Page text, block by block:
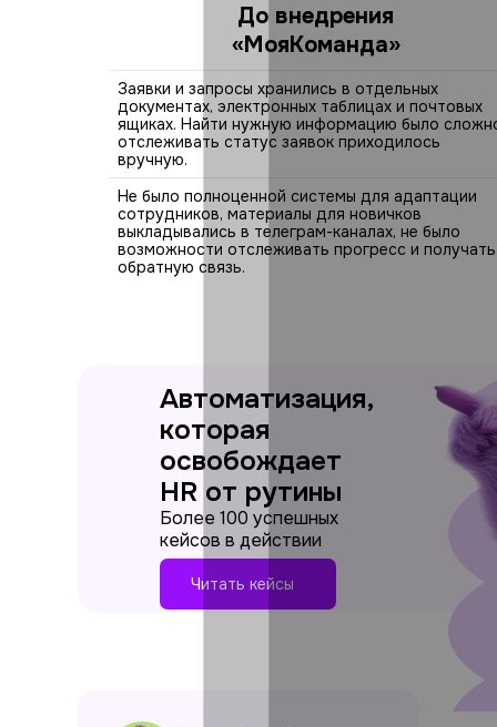
До внедрения
«МояКоманда»
Заявки и запросы хранились в отдельных
документах, электронных таблицах и почтовых
ящиках. Найти нужную информацию было
отслеживать статус заявок приходилось
вручную.
Не было полноценной системы для адаптации
сотрудников, материалы для новичков
выкладывались в телеграм-каналах, не было
возможности отслеживать прогресс и получать
обратную связь.
Автоматизация,
которая
освобождает
HR от рутины
Более 100 успешных
кейсов в действии
Читать кейсы